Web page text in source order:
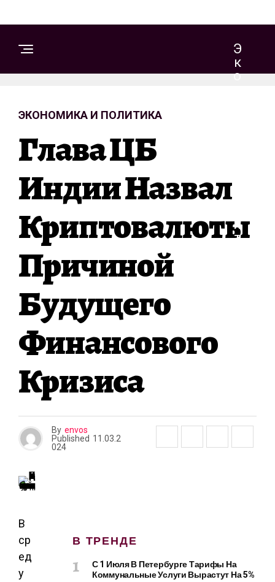
Э
К
О
И
Т
ЭКОНОМИКА И ПОЛИТИКА
Глава ЦБ
Индии Назвал
Криптовалюты
Причиной
Будущего
Финансового
Кризиса
By envos
Published 11.03.2
024
В
ср
ед
у
В ТРЕНДЕ
С 1 Июля В Петербурге Тарифы На
Коммунальные Услуги Вырастут На 5%